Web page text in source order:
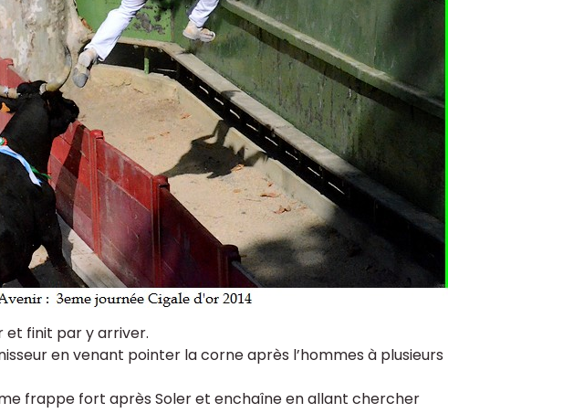
et finit par y arriver.
en venant pointer la corne après l’hommes à plusieurs
frappe fort après Soler et enchaîne en allant chercher